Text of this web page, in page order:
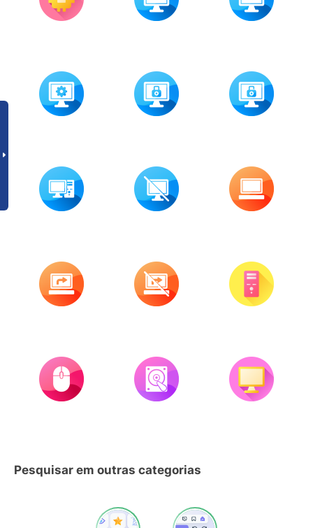
Pesquisar em outras categorias